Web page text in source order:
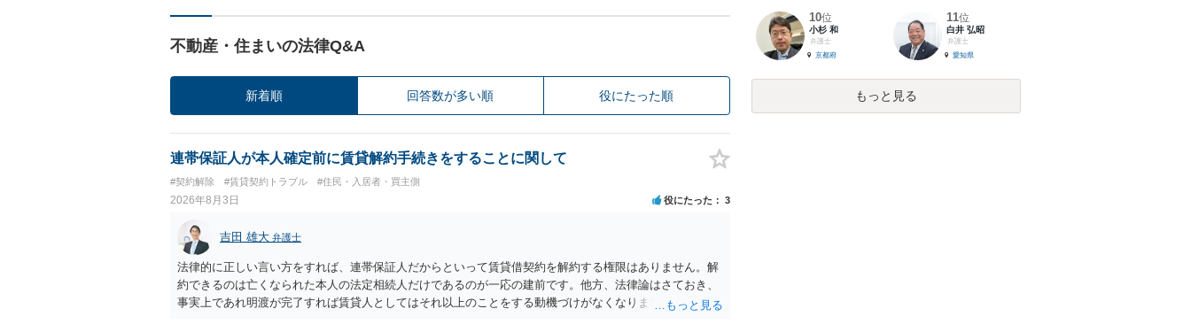
不動産・住まいの法律Q&A
新着順 回答数が多い順 役にたった順
連帯保証人が本人確定前に賃貸解約手続きをすることに関して
#契約解除 #賃貸契約トラブル #住民・入居者・買主側
2026年8月3日 役にたった 3
吉田 雄大 弁護士
法律的に正しい言い方をすれば、連帯保証人だからといって賃貸借契約を解約する権限はありません。解
約できるのは亡くなられた本人の法定相続人だけであるのが一応の建前です。他方、法律論はさておき、
事実上であれ明渡が完了すれば賃貸人としてはそれ以上のことをする動機づけがなくなります。 今回進め
10位
小杉 和
弁護士
京都府
11位
白井 弘昭
弁護士
愛知県
もっと見る